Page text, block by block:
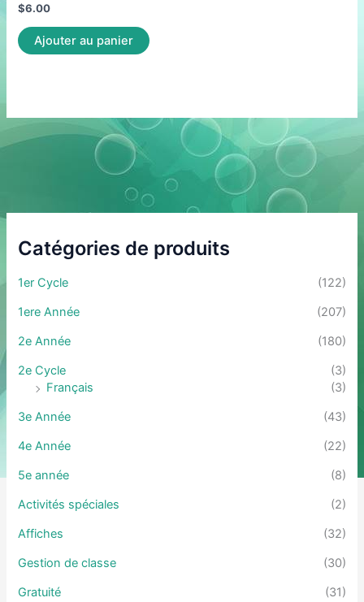
Catégories de produits
1er Cycle
(122)
1ere Année
(207)
2e Année
(180)
2e Cycle
(3)
Français
(3)
3e Année
(43)
4e Année
(22)
5e année
(8)
Activités spéciales
(2)
Affiches
(32)
Gestion de classe
(30)
Gratuité
(31)
$6.00
Ajouter au panier